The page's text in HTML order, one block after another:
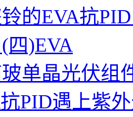
的EVA抗
四)EVA
单晶光伏组
PID遇上紫